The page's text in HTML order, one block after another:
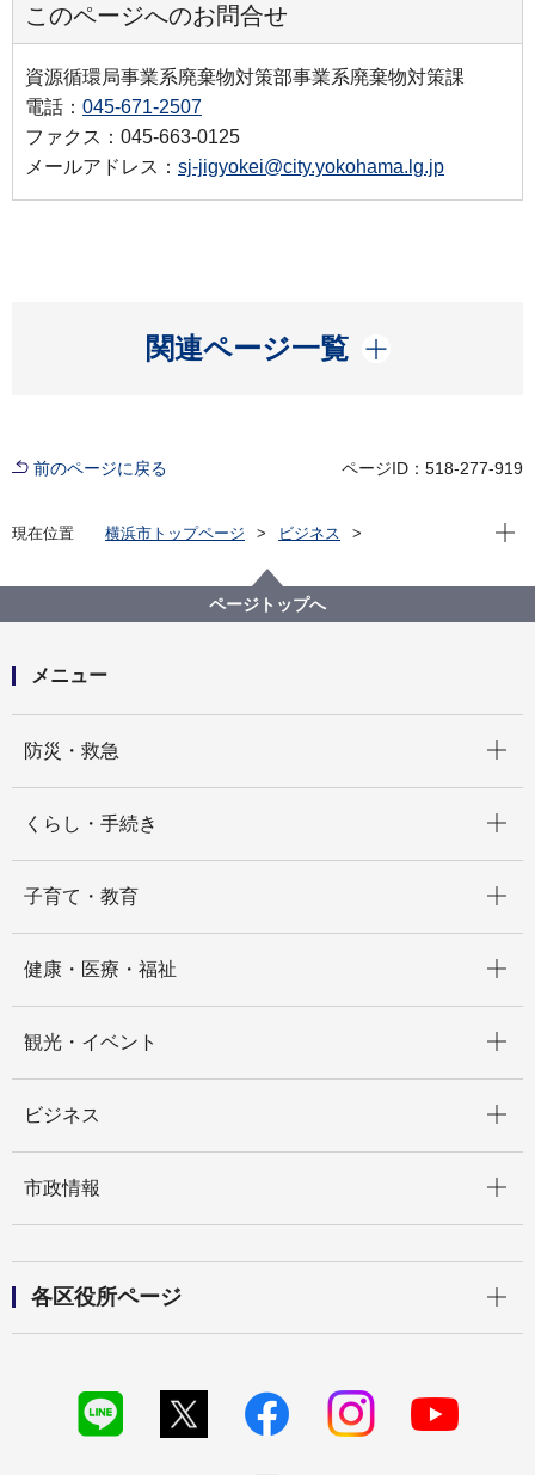
このページへのお問合せ
資源循環局事業系廃棄物対策部事業系廃棄物対策課
電話： 045-671-2507
ファクス：045-663-0125
メールアドレス： sj-jigyokei@city.yokohama.lg.jp
関連ページ一覧
開く
前のページに戻る ページID：518-277-919
現在位置 横浜市トップページ
ビジネス
その他産業廃棄物関連
現在
ページトップへ
メニュー
防災・救急
くらし・手続き
子育て・教育
健康・医療・福祉
観光・イベント
ビジネス
市政情報
各区役所ページ